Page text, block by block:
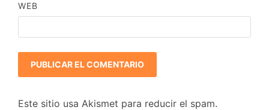
WEB
Este sitio usa Akismet para reducir el spam.